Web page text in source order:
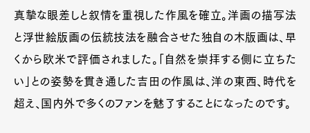
真摯な眼差しと叙情を重視した作風を確立。洋画の描写法
と浮世絵版画の伝統技法を融合させた独自の木版画は、早
くから欧米で評価されました。「自然を崇拝する側に立ちた
い」との姿勢を貫き通した吉田の作風は、洋の東西、時代を
超え、国内外で多くのファンを魅了することになったのです。